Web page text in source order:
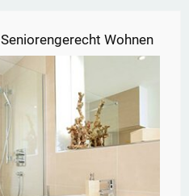
Seniorengerecht Wohnen